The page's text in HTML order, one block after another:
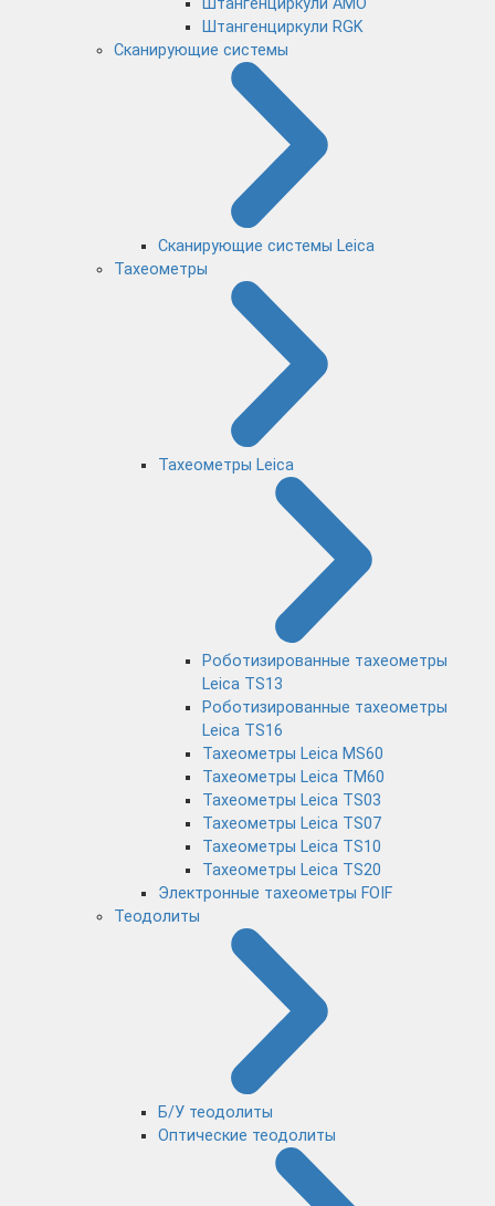
Штангенциркули RGK
Сканирующие системы
Сканирующие системы Leica
Тахеометры
Тахеометры Leica
Роботизированные тахеометры
Leica TS13
Роботизированные тахеометры
Leica TS16
Тахеометры Leica MS60
Тахеометры Leica TM60
Тахеометры Leica TS03
Тахеометры Leica TS07
Тахеометры Leica TS10
Тахеометры Leica TS20
Электронные тахеометры FOIF
Теодолиты
Б/У теодолиты
Оптические теодолиты